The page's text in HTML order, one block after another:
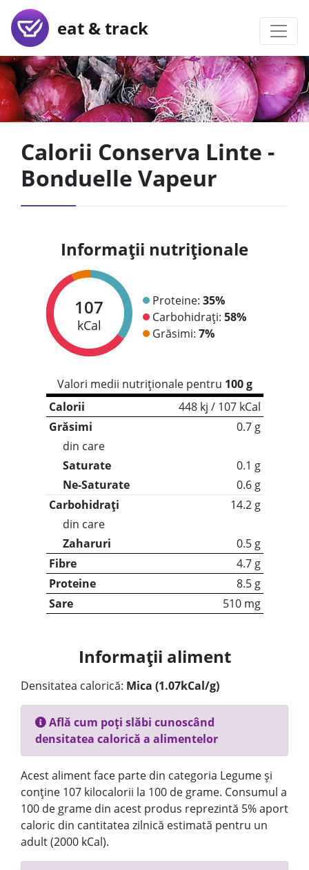
eat & track
Calorii Conserva Linte -
Bonduelle Vapeur
Informații nutriționale
107
kCal
Proteine: 35%
Carbohidrați: 58%
Grăsimi: 7%
Valori medii nutriționale pentru 100 g
Calorii
448 kj / 107 kCal
Grăsimi
0.7 g
din care
Saturate
0.1 g
Ne-Saturate
0.6 g
Carbohidrați
14.2 g
din care
Zaharuri
0.5 g
Fibre
4.7 g
Proteine
8.5 g
Sare
510 mg
Informații aliment
Densitatea calorică: Mica (1.07kCal/g)
Află cum poți slăbi cunoscând
densitatea calorică a alimentelor
Acest aliment face parte din categoria Legume și
conține 107 kilocalorii la 100 de grame. Consumul a
100 de grame din acest produs reprezintă 5% aport
caloric din cantitatea zilnică estimată pentru un
adult (2000 kCal).